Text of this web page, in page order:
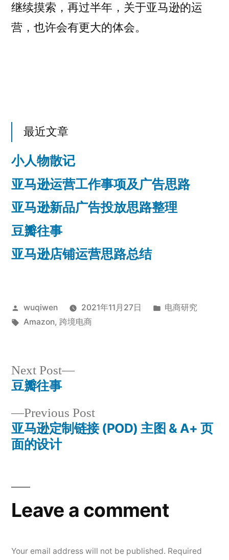
继续摸索，再过半年，关于亚马逊的运
营，也许会有更大的体会。
最近文章
小人物散记
亚马逊运营工作事项及广告思路
亚马逊新品广告投放思路整理
豆瓣往事
亚马逊店铺运营思路总结
Posted
by
wuqiwen 2021年11月27日
Posted
电商研究
Tags:
Amazon, 跨境电商
Post
navigation
Previous PostPrevious
post:
亚马逊定制链接 (POD) 主图 & A+ 页
面的设计
Next Post
Next
豆瓣往事
Leave a comment
Your email address will not be published. Required